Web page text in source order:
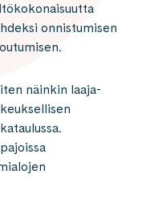
onnistumisen
näinkin laaja-